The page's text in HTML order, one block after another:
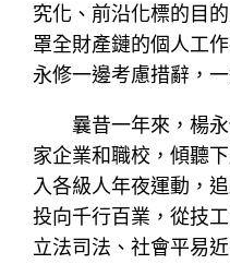
究化、前沿化標的目
罩全財產鏈的個人工
永修一邊考慮措辭，
曩昔一年來，楊
家企業和職校，傾聽
入各級人年夜運動，
投向千行百業，從技
立法司法、社會平易近